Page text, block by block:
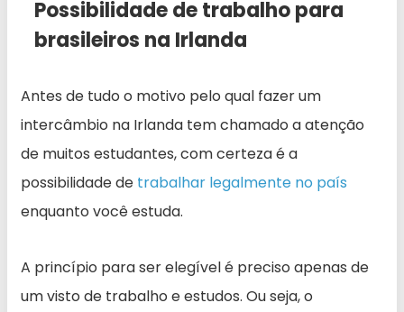
Possibilidade de trabalho para
brasileiros na Irlanda
Antes de tudo o motivo pelo qual fazer um
intercâmbio na Irlanda tem chamado a atenção
de muitos estudantes, com certeza é a
possibilidade de trabalhar legalmente no país
enquanto você estuda.
A princípio para ser elegível é preciso apenas de
um visto de trabalho e estudos. Ou seja, o